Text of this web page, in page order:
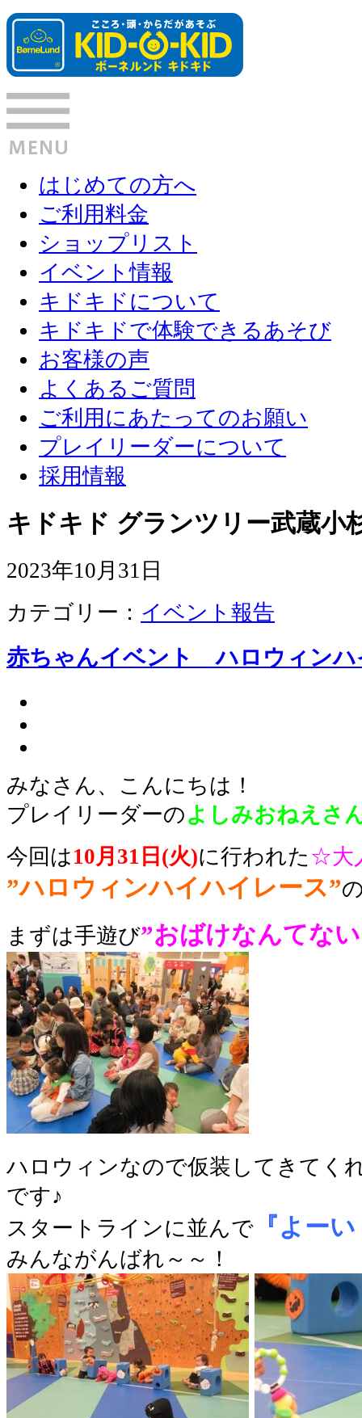
はじめての方へ
ご利用料金
ショップリスト
イベント情報
キドキドについて
キドキドで体験できるあそび
お客様の声
よくあるご質問
ご利用にあたってのお願い
プレイリーダーについて
採用情報
キドキド グランツリー武蔵小
2023年10月31日
カテゴリー： イベント報告
赤ちゃんイベント ハロウィンハ
みなさん、こんにちは！
プレイリーダーのよしみおねえさ
今回は10月31日(火)に行われた ☆大
”ハロウィンハイハイレース”
まずは手遊び”おばけなんてな
ハロウィンなので仮装してきてく
です♪
スタートラインに並んで 『よー
みんながんばれ～～！